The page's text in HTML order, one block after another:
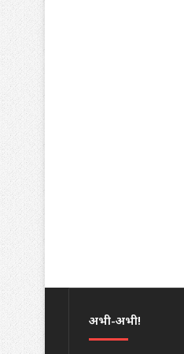
अभी-अभी!